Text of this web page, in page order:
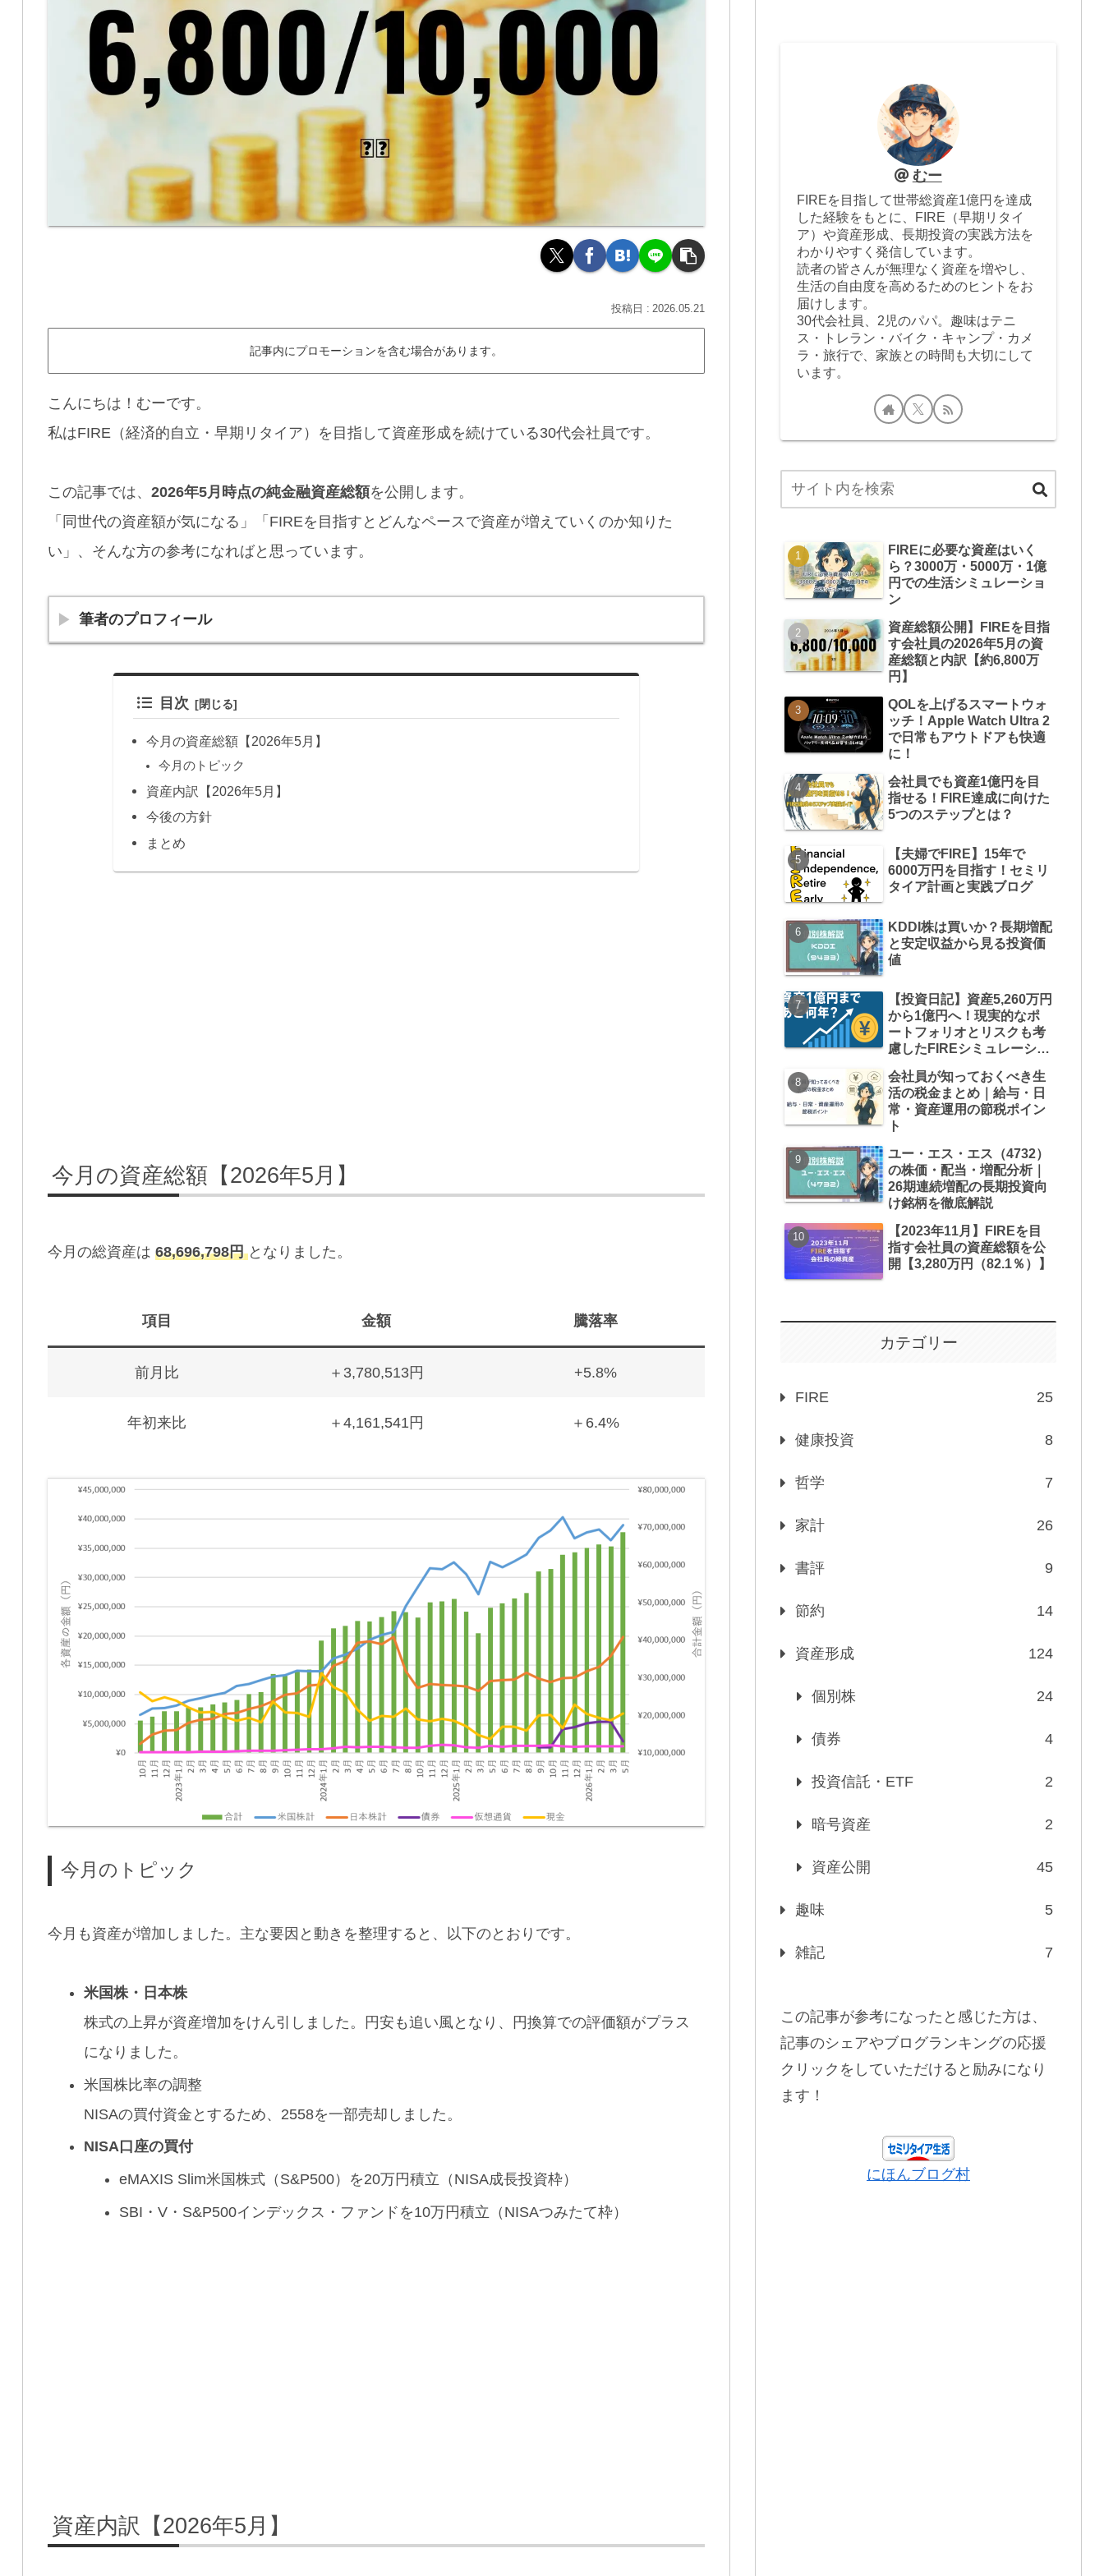
2026.05.21
記事内にプロモーションを含む場合があります。
こんにちは！むーです。
私はFIRE（経済的自立・早期リタイア）を目指して資産形成を続けている30代会社員です。
この記事では、 2026年5月時点の純金融資産総額を公開します。
「同世代の資産額が気になる」「FIREを目指すとどんなペースで資産が増えていくのか知りた
い」、そんな方の参考になればと思っています。
筆者のプロフィール
目次
今月の資産総額【2026年5月】
今月のトピック
資産内訳【2026年5月】
今後の方針
まとめ
今月の資産総額【2026年5月】
今月の総資産は 68,696,798円 となりました。
項目 金額 騰落率
前月比 ＋3,780,513円 +5.8%
年初来比 ＋4,161,541円 ＋6.4%
今月のトピック
今月も資産が増加しました。主な要因と動きを整理すると、以下のとおりです。
米国株・日本株
株式の上昇が資産増加をけん引しました。円安も追い風となり、円換算での評価額がプラス
になりました。
米国株比率の調整
NISAの買付資金とするため、2558を一部売却しました。
NISA口座の買付
eMAXIS Slim米国株式（S&P500）を20万円積立（NISA成長投資枠）
SBI・V・S&P500インデックス・ファンドを10万円積立（NISAつみたて枠）
資産内訳【2026年5月】
むー
FIREを目指して世帯総資産1億円を達成
した経験をもとに、FIRE（早期リタイ
ア）や資産形成、長期投資の実践方法を
わかりやすく発信しています。
読者の皆さんが無理なく資産を増やし、
生活の自由度を高めるためのヒントをお
届けします。
30代会社員、2児のパパ。趣味はテニ
ス・トレラン・バイク・キャンプ・カメ
ラ・旅行で、家族との時間も大切にして
います。
FIREに必要な資産はいく
ら？3000万・5000万・1億
円での生活シミュレーショ
ン
資産総額公開】FIREを目指
す会社員の2026年5月の資
産総額と内訳【約6,800万
円】
QOLを上げるスマートウォ
ッチ！Apple Watch Ultra 2
で日常もアウトドアも快適
に！
会社員でも資産1億円を目
指せる！FIRE達成に向けた
5つのステップとは？
【夫婦でFIRE】15年で
6000万円を目指す！セミリ
タイア計画と実践ブログ
KDDI株は買いか？長期増配
と安定収益から見る投資価
値
【投資日記】資産5,260万円
から1億円へ！現実的なポ
ートフォリオとリスクも考
慮したFIREシミュレーショ
会社員が知っておくべき生
活の税金まとめ｜給与・日
常・資産運用の節税ポイン
ト
ユー・エス・エス（4732）
の株価・配当・増配分析｜
26期連続増配の長期投資向
け銘柄を徹底解説
【2023年11月】FIREを目
指す会社員の資産総額を公
開【3,280万円（82.1％）】
カテゴリー
FIRE 25
健康投資 8
哲学 7
家計 26
書評 9
節約 14
資産形成 124
個別株 24
債券 4
投資信託・ETF 2
暗号資産 2
資産公開 45
趣味 5
雑記 7
この記事が参考になったと感じた方は、
記事のシェアやブログランキングの応援
クリックをしていただけると励みになり
ます！
にほんブログ村